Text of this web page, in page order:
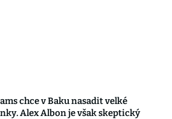
chce v Baku nasadit velké
Alex Albon je však skeptický